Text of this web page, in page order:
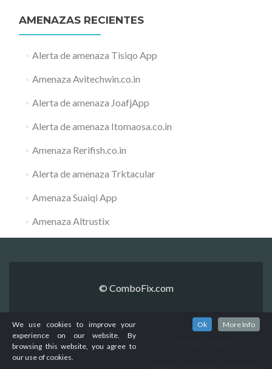
AMENAZAS RECIENTES
Alerta de amenaza Tisiqo App
Amenaza Avitechwin.co.in
Alerta de amenaza JoafjApp
Alerta de amenaza Itomaosa.co.in
Amenaza Rerifish.co.in
Alerta de amenaza Trktacular
Amenaza Suaiqi App
Amenaza Altrustix
© ComboFix.com
We use cookies to improve your
experience on our website. By
browsing this website, you agree to
our use of cookies.
Ok More Info